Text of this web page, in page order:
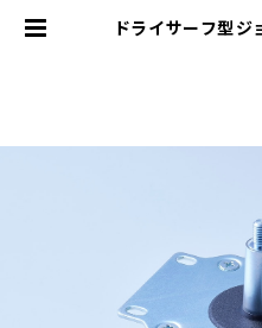
ドライサーフ型ジ